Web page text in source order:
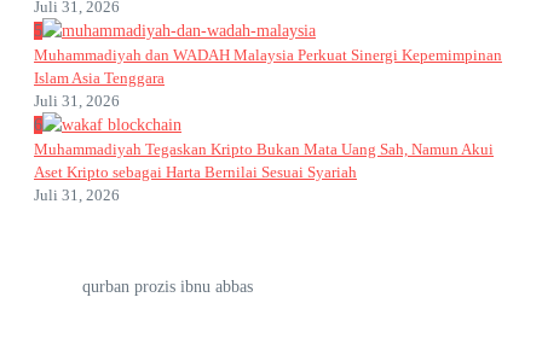
Juli 31, 2026
5
Muhammadiyah dan WADAH Malaysia Perkuat Sinergi Kepemimpinan
Islam Asia Tenggara
Juli 31, 2026
6
Muhammadiyah Tegaskan Kripto Bukan Mata Uang Sah, Namun Akui
Aset Kripto sebagai Harta Bernilai Sesuai Syariah
Juli 31, 2026
qurban prozis ibnu abbas